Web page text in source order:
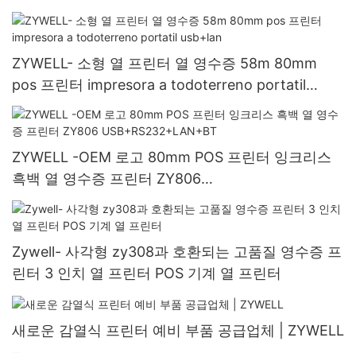
ZYWELL- 소형 열 프린터 열 영수증 58m 80mm
pos 프린터 impresora a todoterreno portatil
usb+lan
ZYWELL -OEM 로고 80mm POS 프린터 잉크리스
흑백 열 영수증 프린터 ZY806
USB+RS232+LAN+BT
Zywell- 사각형 zy308과 호환되는 고품질 영수증 프
린터 3 인치 열 프린터 POS 기계 열 프린터
새로운 감열식 프린터 예비 부품 공급업체 | ZYWELL